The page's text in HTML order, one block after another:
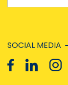
SOCIAL MEDIA